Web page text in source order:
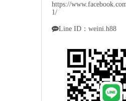
https://
1/
Line ID：weini.h88